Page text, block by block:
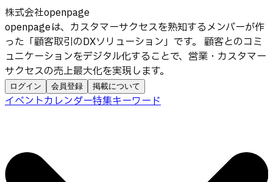
株式会社openpage
openpageは、カスタマーサクセスを熟知するメンバーが作
った「顧客取引のDXソリューション」です。 顧客とのコミ
ュニケーションをデジタル化することで、営業・カスタマー
サクセスの売上最大化を実現します。
ログイン 会員登録 掲載について
イベントカレンダー特集キーワード